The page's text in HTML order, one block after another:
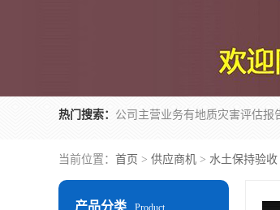
热门搜索：
当前位置： 首页 > 供应商机 > 水土保持验收
产品分类 Product